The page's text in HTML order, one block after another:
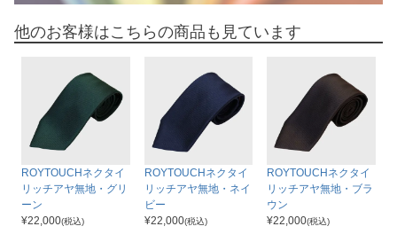
他のお客様はこちらの商品も見ています
ROYTOUCHネクタイ
リッチアヤ無地・グリ
ーン
¥22,000(税込)
ROYTOUCHネクタイ
リッチアヤ無地・ネイ
ビー
¥22,000(税込)
ROYTOUCHネクタイ
リッチアヤ無地・ブラ
ウン
¥22,000(税込)